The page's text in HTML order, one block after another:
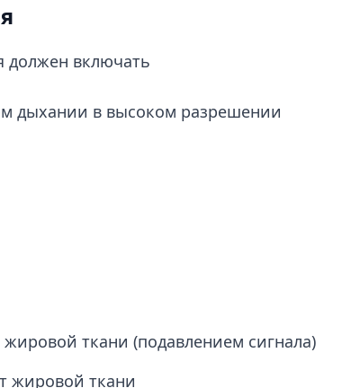
должен включать
дыхании в высоком разрешении
ткани (подавлением сигнала)
жировой ткани